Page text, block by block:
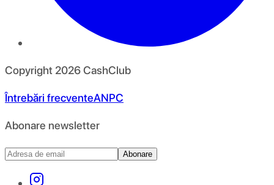
Copyright 2026CashClub
Întrebări frecventeANPC
Abonare newsletter
Abonare